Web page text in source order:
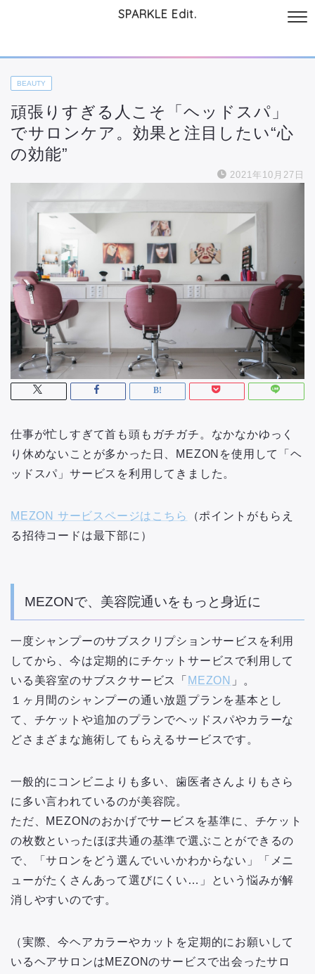
SPARKLE Edit.
BEAUTY
頑張りすぎる人こそ「ヘッドスパ」
でサロンケア。効果と注目したい“心
の効能”
2021年10月27日
仕事が忙しすぎて首も頭もガチガチ。なかなかゆっく
り休めないことが多かった日、MEZONを使用して「ヘ
ッドスパ」サービスを利用してきました。
MEZON サービスページはこちら
（ポイントがもらえ
る招待コードは最下部に）
MEZONで、美容院通いをもっと身近に
一度シャンプーのサブスクリプションサービスを利用
してから、今は定期的にチケットサービスで利用して
いる美容室のサブスクサービス「 MEZON 」。
１ヶ月間のシャンプーの通い放題プランを基本とし
て、チケットや追加のプランでヘッドスパやカラーな
どさまざまな施術してもらえるサービスです。
一般的にコンビニよりも多い、歯医者さんよりもさら
に多い言われているのが美容院。
ただ、MEZONのおかげでサービスを基準に、チケット
の枚数といったほぼ共通の基準で選ぶことができるの
で、「サロンをどう選んでいいかわからない」「メニ
ューがたくさんあって選びにくい…」という悩みが解
消しやすいのです。
（実際、今ヘアカラーやカットを定期的にお願いして
いるヘアサロンはMEZONのサービスで出会ったサロ